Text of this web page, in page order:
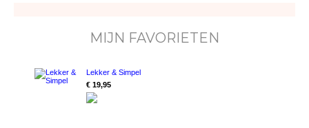
MIJN FAVORIETEN
Lekker & Simpel
€ 19,95